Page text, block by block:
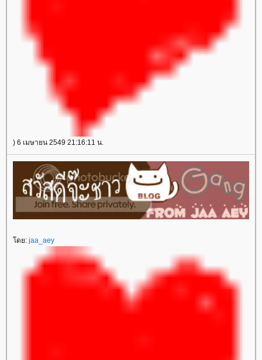
) 6 เมษายน 2549 21:16:11 น.
โดย: jaa_aey